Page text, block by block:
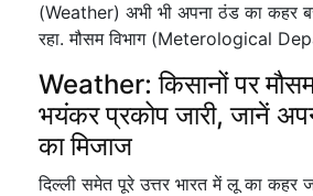
(Weather) अभी भी अपना ठंड का कहर
रहा. मौसम विभाग (Meterological
Weather: किसानों पर
भयंकर प्रकोप जारी, जानें
का मिजाज
दिल्ली समेत पूरे उत्तर भारत में लू का कहर